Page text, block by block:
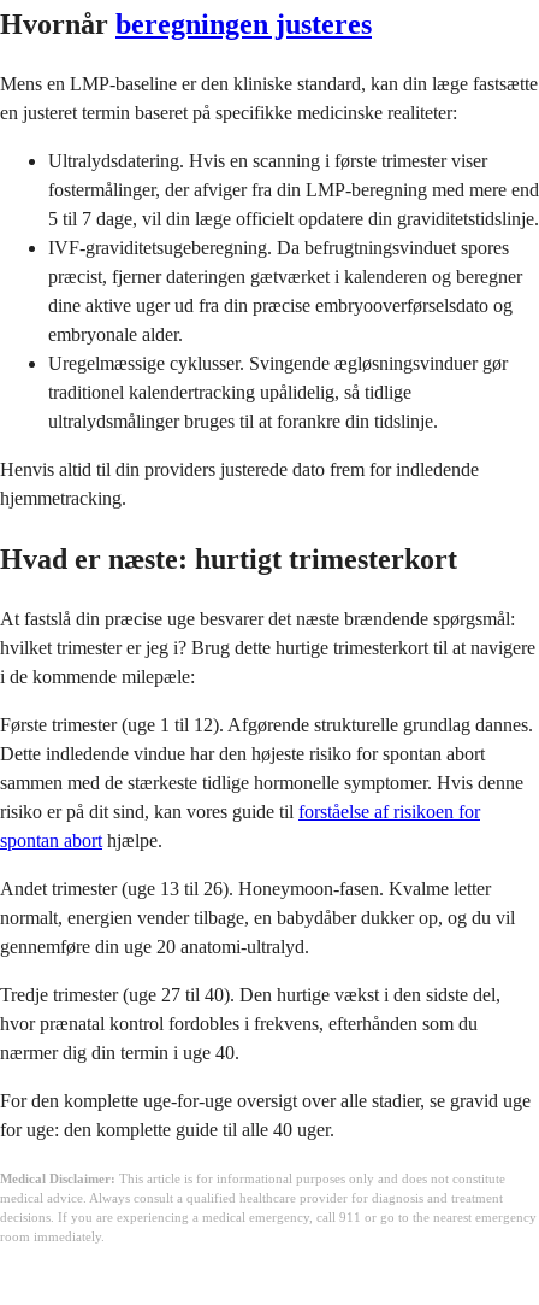
Hvornår beregningen justeres
Mens en LMP-baseline er den kliniske standard, kan din læge fastsætte
en justeret termin baseret på specifikke medicinske realiteter:
Ultralydsdatering. Hvis en scanning i første trimester viser
fostermålinger, der afviger fra din LMP-beregning med mere end
5 til 7 dage, vil din læge officielt opdatere din graviditetstidslinje.
IVF-graviditetsugeberegning. Da befrugtningsvinduet spores
præcist, fjerner dateringen gætværket i kalenderen og beregner
dine aktive uger ud fra din præcise embryooverførselsdato og
embryonale alder.
Uregelmæssige cyklusser. Svingende ægløsningsvinduer gør
traditionel kalendertracking upålidelig, så tidlige
ultralydsmålinger bruges til at forankre din tidslinje.
Henvis altid til din providers justerede dato frem for indledende
hjemmetracking.
Hvad er næste: hurtigt trimesterkort
At fastslå din præcise uge besvarer det næste brændende spørgsmål:
hvilket trimester er jeg i? Brug dette hurtige trimesterkort til at navigere
i de kommende milepæle:
Første trimester (uge 1 til 12). Afgørende strukturelle grundlag dannes.
Dette indledende vindue har den højeste risiko for spontan abort
sammen med de stærkeste tidlige hormonelle symptomer. Hvis denne
risiko er på dit sind, kan vores guide til forståelse af risikoen for
spontan abort hjælpe.
Andet trimester (uge 13 til 26). Honeymoon-fasen. Kvalme letter
normalt, energien vender tilbage, en babydåber dukker op, og du vil
gennemføre din uge 20 anatomi-ultralyd.
Tredje trimester (uge 27 til 40). Den hurtige vækst i den sidste del,
hvor prænatal kontrol fordobles i frekvens, efterhånden som du
nærmer dig din termin i uge 40.
For den komplette uge-for-uge oversigt over alle stadier, se gravid uge
for uge: den komplette guide til alle 40 uger.
Medical Disclaimer: This article is for informational purposes only and does not constitute
medical advice. Always consult a qualified healthcare provider for diagnosis and treatment
decisions. If you are experiencing a medical emergency, call 911 or go to the nearest emergency
room immediately.